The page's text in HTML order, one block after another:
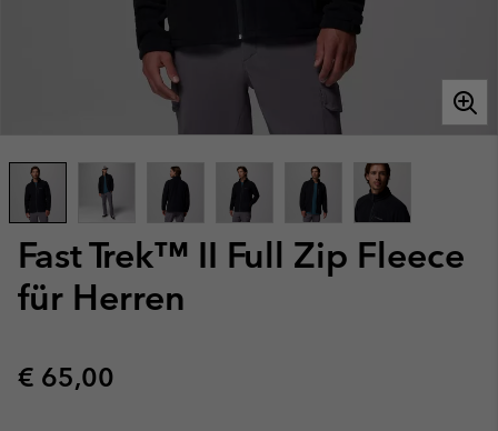
Fast Trek™ II Full Zip Fleece
für Herren
Regular price:
€ 65,00